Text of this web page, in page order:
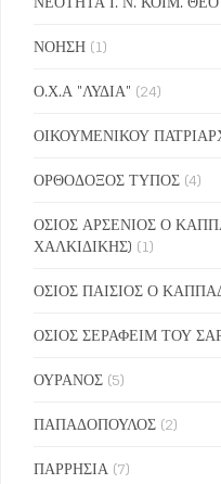
ΝΟΗΣΗ (1)
Ο.Χ.Α "ΛΥΔΙΑ" (24)
ΟΙΚΟΥΜΕΝΙΚΟΥ
ΟΡΘΟΔΟΞΟΣ ΤΥΠΟΣ (4)
ΟΣΙΟΣ ΑΡΣΕΝΙΟΣ Ο
ΧΑΛΚΙΔΙΚΗΣ) (1)
ΟΣΙΟΣ ΠΑΙΣΙΟΣ Ο
ΟΣΙΟΣ ΣΕΡΑΦΕΙΜ ΤΟΥ
ΟΥΡΑΝΟΣ (5)
ΠΑΠΑΔΟΠΟΥΛΟΣ (2)
ΠΑΡΡΗΣΙΑ (7)